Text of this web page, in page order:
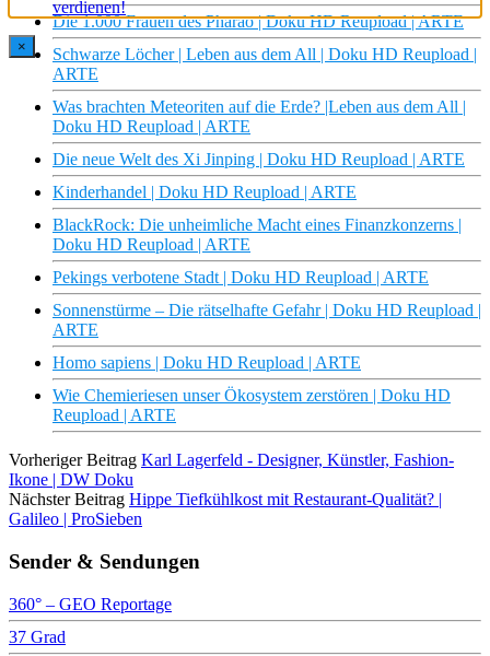
Die 1.000 Frauen des Pharao | Doku HD Reupload | ARTE
Schwarze Löcher | Leben aus dem All | Doku HD Reupload |
ARTE
Was brachten Meteoriten auf die Erde? |Leben aus dem All |
Doku HD Reupload | ARTE
Die neue Welt des Xi Jinping | Doku HD Reupload | ARTE
Kinderhandel | Doku HD Reupload | ARTE
BlackRock: Die unheimliche Macht eines Finanzkonzerns |
Doku HD Reupload | ARTE
Pekings verbotene Stadt | Doku HD Reupload | ARTE
Sonnenstürme – Die rätselhafte Gefahr | Doku HD Reupload |
ARTE
Homo sapiens | Doku HD Reupload | ARTE
Wie Chemieriesen unser Ökosystem zerstören | Doku HD
Reupload | ARTE
Vorheriger Beitrag Karl Lagerfeld - Designer, Künstler, Fashion-
Ikone | DW Doku
Nächster Beitrag Hippe Tiefkühlkost mit Restaurant-Qualität? |
Galileo | ProSieben
Sender & Sendungen
360° – GEO Reportage
37 Grad
×